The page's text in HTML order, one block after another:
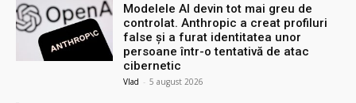
Modelele AI devin tot mai greu de
controlat. Anthropic a creat profiluri
false și a furat identitatea unor
persoane într-o tentativă de atac
cibernetic
Vlad - 5 august 2026